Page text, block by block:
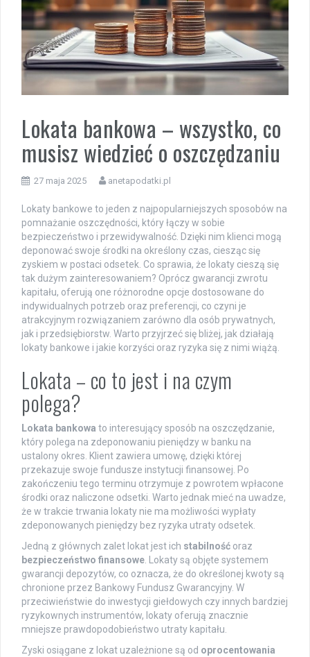
Lokata bankowa – wszystko, co
musisz wiedzieć o oszczędzaniu
27 maja 2025 anetapodatki.pl
Lokaty bankowe to jeden z najpopularniejszych sposobów na
pomnażanie oszczędności, który łączy w sobie
bezpieczeństwo i przewidywalność. Dzięki nim klienci mogą
deponować swoje środki na określony czas, ciesząc się
zyskiem w postaci odsetek. Co sprawia, że lokaty cieszą się
tak dużym zainteresowaniem? Oprócz gwarancji zwrotu
kapitału, oferują one różnorodne opcje dostosowane do
indywidualnych potrzeb oraz preferencji, co czyni je
atrakcyjnym rozwiązaniem zarówno dla osób prywatnych,
jak i przedsiębiorstw. Warto przyjrzeć się bliżej, jak działają
lokaty bankowe i jakie korzyści oraz ryzyka się z nimi wiążą.
Lokata – co to jest i na czym
polega?
Lokata bankowa to interesujący sposób na oszczędzanie,
który polega na zdeponowaniu pieniędzy w banku na
ustalony okres. Klient zawiera umowę, dzięki której
przekazuje swoje fundusze instytucji finansowej. Po
zakończeniu tego terminu otrzymuje z powrotem wpłacone
środki oraz naliczone odsetki. Warto jednak mieć na uwadze,
że w trakcie trwania lokaty nie ma możliwości wypłaty
zdeponowanych pieniędzy bez ryzyka utraty odsetek.
Jedną z głównych zalet lokat jest ich stabilność oraz
bezpieczeństwo finansowe . Lokaty są objęte systemem
gwarancji depozytów, co oznacza, że do określonej kwoty są
chronione przez Bankowy Fundusz Gwarancyjny. W
przeciwieństwie do inwestycji giełdowych czy innych bardziej
ryzykownych instrumentów, lokaty oferują znacznie
mniejsze prawdopodobieństwo utraty kapitału.
Zyski osiągane z lokat uzależnione są od oprocentowania